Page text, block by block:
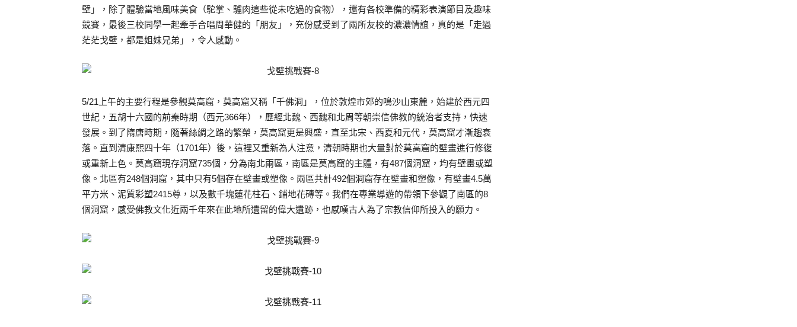
壁」，除了體驗當地風味美食（駝掌、驢肉這些從未吃過的食物），還有各校準備的精彩表演節目及趣味
競賽，最後三校同學一起牽手合唱周華健的「朋友」，充份感受到了兩所友校的濃濃情誼，真的是「走過
茫茫戈壁，都是姐妹兄弟」，令人感動。
5/21上午的主要行程是參觀莫高窟，莫高窟又稱「千佛洞」，位於敦煌市郊的鳴沙山東麓，始建於西元四
世紀，五胡十六國的前秦時期（西元366年），歷經北魏、西魏和北周等朝崇信佛教的統治者支持，快速
發展。到了隋唐時期，隨著絲綢之路的繁榮，莫高窟更是興盛，直至北宋、西夏和元代，莫高窟才漸趨衰
落。直到清康熙四十年（1701年）後，這裡又重新為人注意，清朝時期也大量對於莫高窟的壁畫進行修復
或重新上色。莫高窟現存洞窟735個，分為南北兩區，南區是莫高窟的主體，有487個洞窟，均有壁畫或塑
像。北區有248個洞窟，其中只有5個存在壁畫或塑像。兩區共計492個洞窟存在壁畫和塑像，有壁畫4.5萬
平方米、泥質彩塑2415尊，以及數千塊蓮花柱石、鋪地花磚等。我們在專業導遊的帶領下參觀了南區的8
個洞窟，感受佛教文化近兩千年來在此地所遺留的偉大遺跡，也感嘆古人為了宗教信仰所投入的願力。